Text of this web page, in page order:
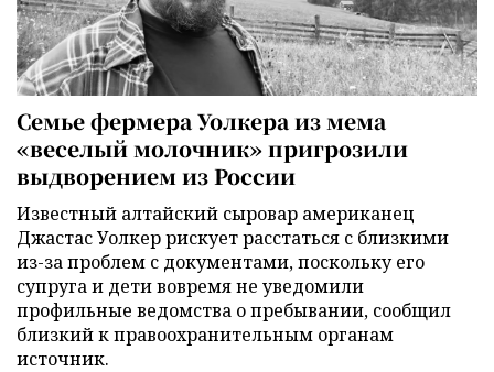
Семье фермера Уолкера из мема
«веселый молочник» пригрозили
выдворением из России
Известный алтайский сыровар американец
Джастас Уолкер рискует расстаться с близкими
из-за проблем с документами, поскольку его
супруга и дети вовремя не уведомили
профильные ведомства о пребывании, сообщил
близкий к правоохранительным органам
источник.